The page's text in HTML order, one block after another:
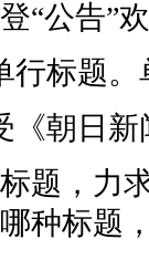
“公告”
行标题
《朝日新
题，力
种标题